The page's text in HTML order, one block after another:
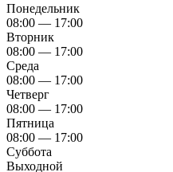
Понедельник
08:00 — 17:00
Вторник
08:00 — 17:00
Среда
08:00 — 17:00
Четверг
08:00 — 17:00
Пятница
08:00 — 17:00
Суббота
Выходной